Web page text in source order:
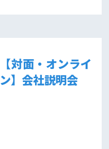
【対面・オンライ
ン】会社説明会